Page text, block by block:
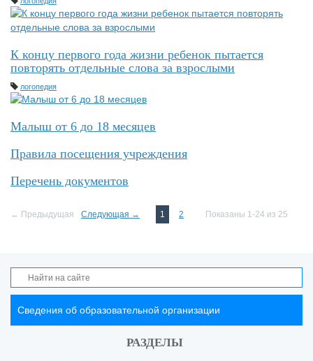
К концу первого года жизни ребенок пытается
повторять отдельные слова за взрослыми
логопедия
Малыш от 6 до 18 месяцев
Правила посещения учреждения
Перечень документов
← Предыдущая Следующая → 1 2 Показаны 1-24 из 25
Сведения об образовательной организации
РАЗДЕЛЫ